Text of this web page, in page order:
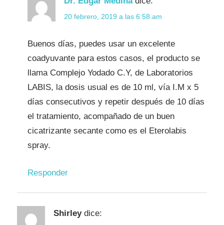
20 febrero, 2019 a las 6:58 am
Buenos días, puedes usar un excelente
coadyuvante para estos casos, el producto se
llama Complejo Yodado C.Y, de Laboratorios
LABIS, la dosis usual es de 10 ml, vía I.M x 5
días consecutivos y repetir después de 10 días
el tratamiento, acompañado de un buen
cicatrizante secante como es el Eterolabis
spray.
Responder
Shirley dice: